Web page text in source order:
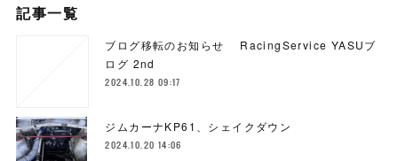
記事一覧
ブログ移転のお知らせ RacingService YASUブ
ログ 2nd
2024.10.28 09:17
ジムカーナKP61、シェイクダウン
2024.10.20 14:06